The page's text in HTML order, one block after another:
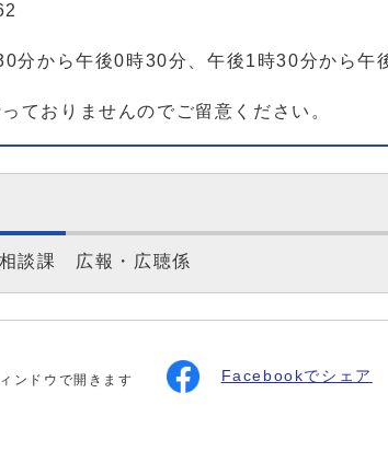
から午後0時30分、午後1時30分から午
おりませんのでご留意ください。
談課 広報・広聴係
ンドウで開きます Facebookでシェア